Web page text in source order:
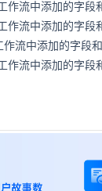
作流中添加的字段
作流中添加的字段
作流中添加的字段
作流中添加的字段